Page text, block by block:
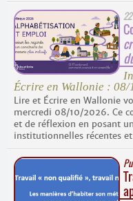
Écrire en Wallonie :
Lire et Écrire en Wallonie
mercredi 08/10/2026. Ce
et de réflexion en posant
institutionnelles récentes